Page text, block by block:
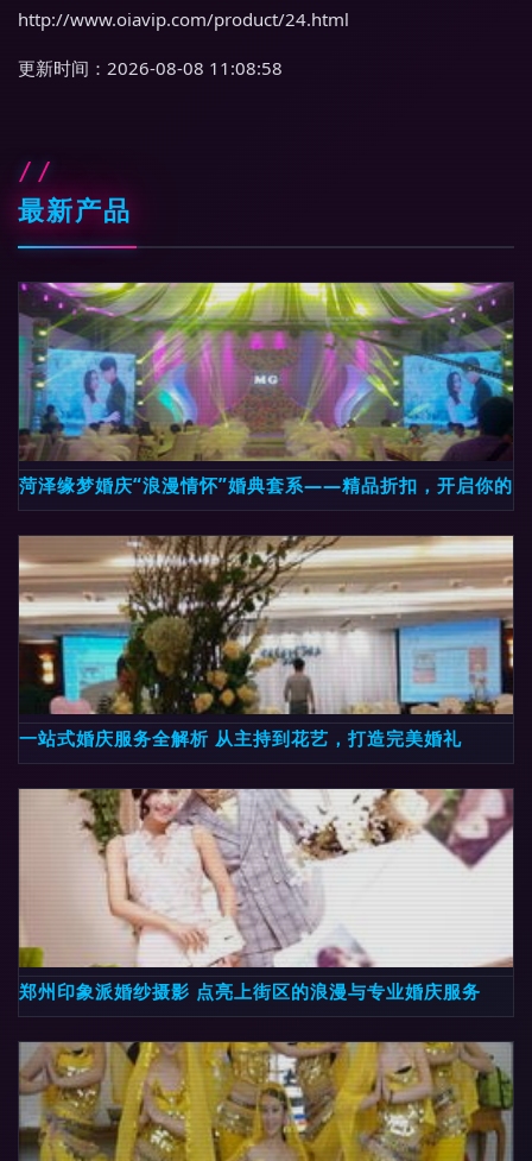
http://www.oiavip.com/product/24.html
更新时间：2026-08-08 11:08:58
最新产品
菏泽缘梦婚庆“浪漫情怀”婚典套系——精品折扣，开启你的
一站式婚庆服务全解析 从主持到花艺，打造完美婚礼
郑州印象派婚纱摄影 点亮上街区的浪漫与专业婚庆服务